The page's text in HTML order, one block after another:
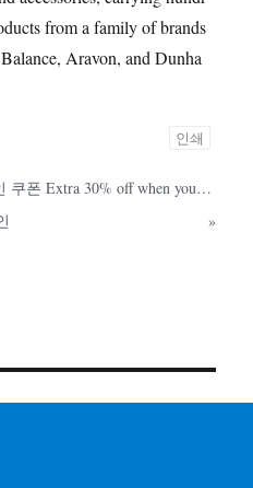
from a family of brands
Aravon, and Dunha
인쇄
제이씨페니 - 30% 까지 할인 쿠폰 Extra 30% off when you spend $75 or more
»